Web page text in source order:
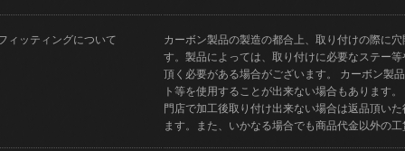
ィッティングについて
カーボン製品の製造の都合上、取り付けの際に
す。製品によっては、取り付けに必要なステー
頂く必要がある場合がございます。 カーボン製
ト等を使用することが出来ない場合もあります
門店で加工後取り付け出来ない場合は返品頂い
ます。また、いかなる場合でも商品代金以外の